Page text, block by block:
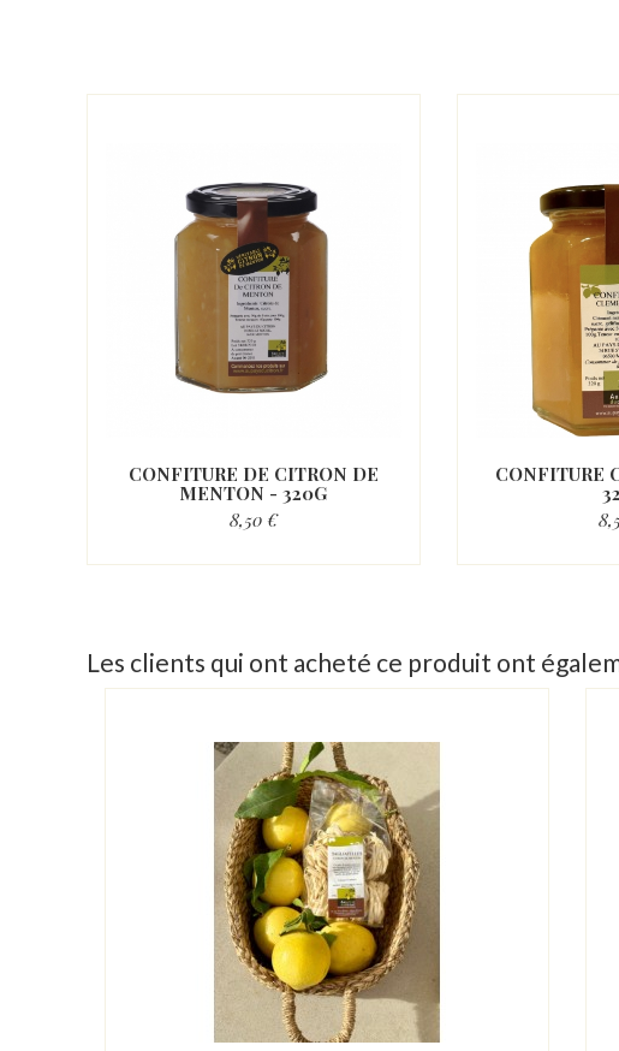
CONFITURE DE CITRON DE
MENTON - 320G
8,50 €
CONFITURE
Les clients qui ont acheté ce produit ont